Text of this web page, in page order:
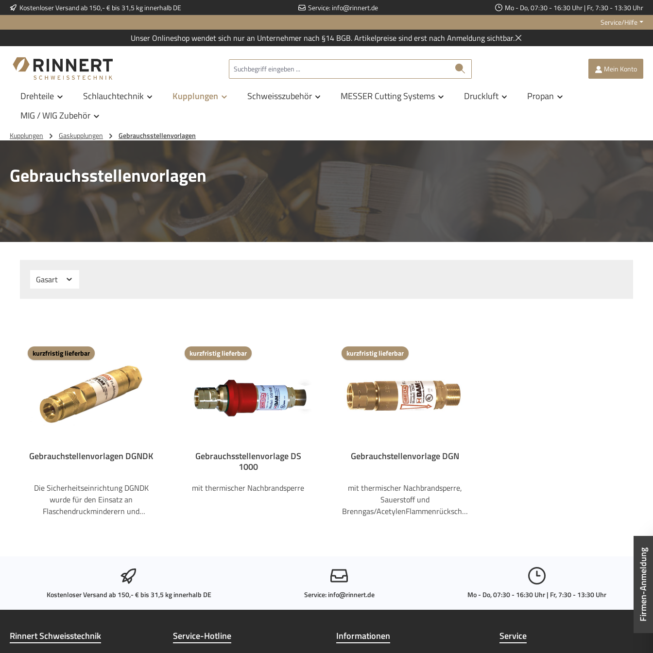
Hauptinhalt springen
Zur Suche springen
Zur Hauptnavigation springen
Kostenloser Versand ab 150,- € bis 31,5 kg innerhalb DE Service: info@rinnert.de
Mo - Do, 07:30 - 16:30 Uhr | Fr, 7:30 - 13:30 Uhr
Service/Hilfe
Unser Onlineshop wendet sich nur an Unternehmer nach §14 BGB. Artikelpreise sind erst nach Anmeldung sichtbar.
Mein Konto
Drehteile Schlauchtechnik Kupplungen Schweisszubehör MESSER Cutting Systems Druckluft
Propan
MIG / WIG Zubehör
Kupplungen Gaskupplungen Gebrauchsstellenvorlagen
Gebrauchsstellenvorlagen
Gasart
kurzfristig lieferbar
Gebrauchstellenvorlagen DGNDK
Die Sicherheitseinrichtung DGNDK
wurde für den Einsatz an
Flaschendruckminderern und
integrierte Mehrfachschutzfunktion
verhindert die Armatur das
Eindringen von Gasen in die falsche
unzulässig hohen Temperaturen.
kurzfristig lieferbar
Gebrauchsstellenvorlage DS
1000
mit thermischer Nachbrandsperre
kurzfristig lieferbar
Gebrauchstellenvorlage DGN
mit thermischer Nachbrandsperre,
Sauerstoff und
Brenngas/AcetylenFlammenrückschla
für ein hohes Maß an Sicherheit und
technischen Gasen. Durch die
Bedingungen gewährleistet.Ihre
Kostenloser Versand ab 150,- € bis 31,5 kg innerhalb DE Service:info@rinnert.de Mo - Do, 07:30 - 16:30 Uhr | Fr, 7:30 - 13:30 Uhr
Rinnert Schweisstechnik Service-Hotline Informationen Service
Firmen-Anmeldung